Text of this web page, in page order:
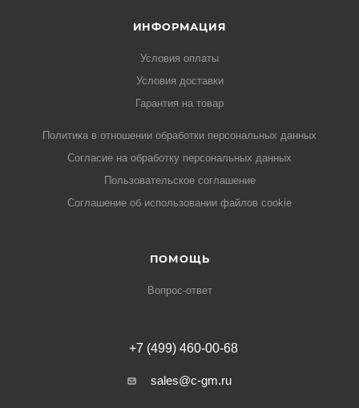
ИНФОРМАЦИЯ
Условия оплаты
Условия доставки
Гарантия на товар
Политика в отношении обработки персональных данных
Cогласие на обработку персональных данных
Пользовательское соглашение
Cоглашение об использовании файлов cookie
ПОМОЩЬ
Вопрос-ответ
+7 (499) 460-00-68
sales@c-gm.ru